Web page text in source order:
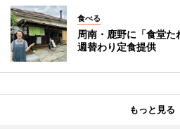
食べる
周南・鹿野に「食堂
週替わり定食提供
もっと見る